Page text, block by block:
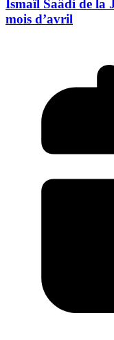
Ismaïl Saâdi de la
mois d’avril